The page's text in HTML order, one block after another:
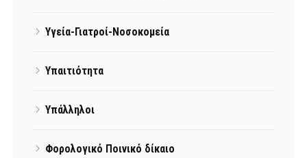
Υγεία-Γιατροί-Νοσοκομεία
Υπαιτιότητα
Υπάλληλοι
Φορολογικό Ποινικό δίκαιο